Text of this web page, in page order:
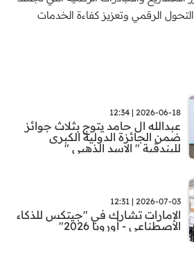
الرقمي وتعزيز كفاءة الخدمات
2026-06-18 | 12:34
عبدالله ال حامد يتوج بثلاث جوائز
ضمن الجائزة الدولية الكبرى
للبندقية " الاسد الذهبي "
2026-07-03 | 12:31
الإمارات تشارك في "جيتكس للذكاء
الاصطناعي - أوروبا 2026"